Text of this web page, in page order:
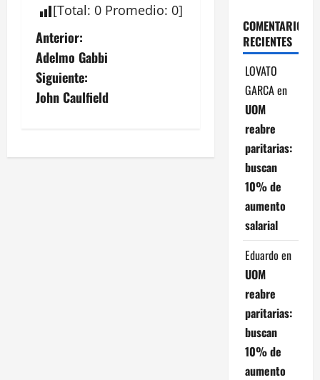
[Total: 0 Promedio: 0]
N
a
v
g
Anterior:
Adelmo Gabbi
Siguiente:
John Caulfield
COMENTARIOS
RECIENTES
LOVATO
GARCAen
UOM
reabre
paritarias:
buscan
10% de
aumento
salarial
Eduardo en
UOM
reabre
paritarias:
buscan
10% de
aumento